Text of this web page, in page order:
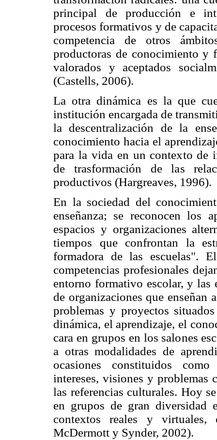
principal de producción e
procesos formativos y de
competencia de otros
productoras de conocimiento y
valorados y aceptados
(Castells, 2006).
La otra dinámica es la que
institución encargada de
la descentralización de la
conocimiento hacia el
para la vida en un contexto de
de trasformación de las
productivos (Hargreaves, 1996).
En la sociedad del
enseñanza; se reconocen los
espacios y organizaciones
tiempos que confrontan la
formadora de las escuelas".
competencias profesionales
entorno formativo escolar, y las
de organizaciones que enseñan
problemas y proyectos
dinámica, el aprendizaje, el
cara en grupos en los salones
a otras modalidades de
ocasiones constituidos
intereses, visiones y problemas
las referencias culturales. Hoy
en grupos de gran diversidad
contextos reales y virtuales,
McDermott y Synder, 2002).